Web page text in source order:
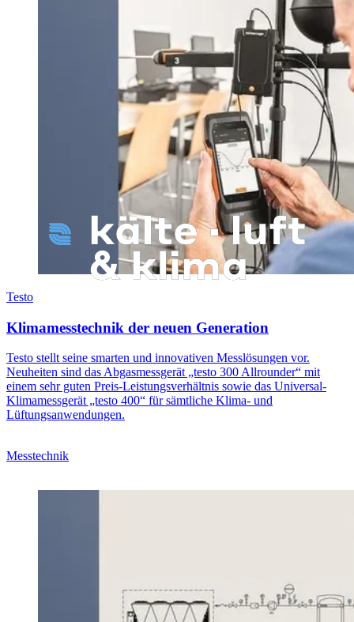
Testo
Klimamesstechnik der neuen Generation
Testo stellt seine smarten und innovativen Messlösungen vor.
Neuheiten sind das Abgasmessgerät „testo 300 Allrounder“ mit
einem sehr guten Preis-Leistungsverhältnis sowie das Universal-
Klimamessgerät „testo 400“ für sämtliche Klima- und
Lüftungsanwendungen.
Messtechnik